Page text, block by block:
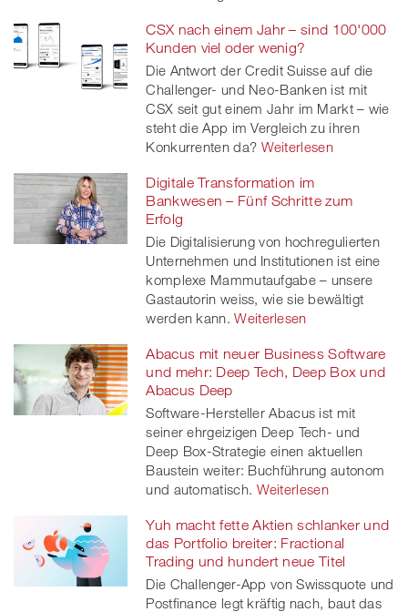
CSX nach einem Jahr – sind 100'000
Kunden viel oder wenig?
Die Antwort der Credit Suisse auf die
Challenger- und Neo-Banken ist mit
CSX seit gut einem Jahr im Markt – wie
steht die App im Vergleich zu ihren
Konkurrenten da? Weiterlesen
Digitale Transformation im
Bankwesen – Fünf Schritte zum
Erfolg
Die Digitalisierung von hochregulierten
Unternehmen und Institutionen ist eine
komplexe Mammutaufgabe – unsere
Gastautorin weiss, wie sie bewältigt
werden kann. Weiterlesen
Abacus mit neuer Business Software
und mehr: Deep Tech, Deep Box und
Abacus Deep
Software-Hersteller Abacus ist mit
seiner ehrgeizigen Deep Tech- und
Deep Box-Strategie einen aktuellen
Baustein weiter: Buchführung autonom
und automatisch. Weiterlesen
Yuh macht fette Aktien schlanker und
das Portfolio breiter: Fractional
Trading und hundert neue Titel
Die Challenger-App von Swissquote und
Postfinance legt kräftig nach, baut das